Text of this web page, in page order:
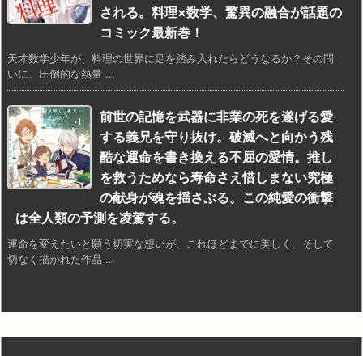
される。料理×数学、驚異の融合が話題の
コミック最新巻！
天才数学少年が、料理の世界に足を踏み入れたらどうなるか？その問
いに、圧倒的な熱量 ...
前世の記憶を武器に非業の死を遂げる愛
する義兄を守り抜け。破滅へと向かう残
酷な運命を書き換える不屈の愛情。推し
を救うためなら寿命さえ惜しまない究極
の献身が魂を揺さぶる。この純愛の衝撃
は全人類の予測を凌駕する。
運命を変えたいと願う切実な想いが、これほどまでに美しく、そして
切なく描かれた作品 ...